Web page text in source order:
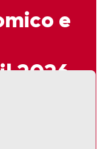
e
2026